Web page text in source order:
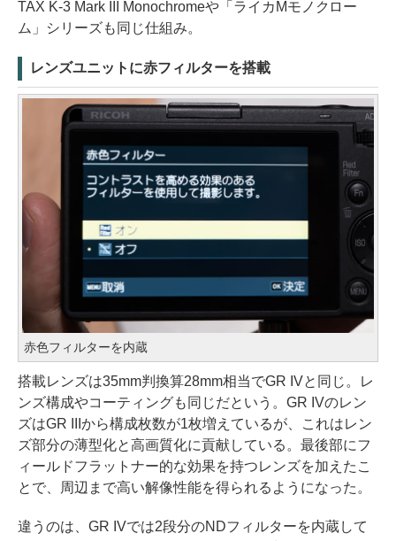
TAX K-3 Mark III Monochromeや「ライカMモノクロー
ム」シリーズも同じ仕組み。
レンズユニットに赤フィルターを搭載
赤色フィルターを内蔵
搭載レンズは35mm判換算28mm相当でGR IVと同じ。レ
ンズ構成やコーティングも同じだという。GR IVのレン
ズはGR IIIから構成枚数が1枚増えているが、これはレン
ズ部分の薄型化と高画質化に貢献している。最後部にフ
ィールドフラットナー的な効果を持つレンズを加えたこ
とで、周辺まで高い解像性能を得られるようになった。
違うのは、GR IVでは2段分のNDフィルターを内蔵して